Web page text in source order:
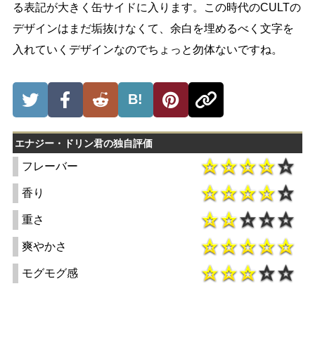
る表記が大きく缶サイドに入ります。この時代のCULTの
デザインはまだ垢抜けなくて、余白を埋めるべく文字を
入れていくデザインなのでちょっと勿体ないですね。
B!
エナジー・ドリン君の独自評価
フレーバー
香り
重さ
爽やかさ
モグモグ感